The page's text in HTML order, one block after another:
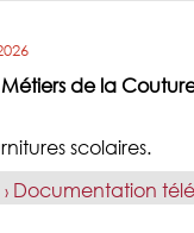
Métiers de la
scolaires.
› Documentation